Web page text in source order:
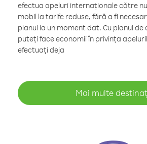
efectua apeluri internaționale către
mobil la tarife reduse, fără a fi
planul la un moment dat. Cu planul
puteți face economii în privința
efectuați deja
Mai multe